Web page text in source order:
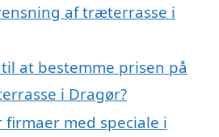
af træterrasse i
at bestemme prisen på
i Dragør?
firmaer med speciale i